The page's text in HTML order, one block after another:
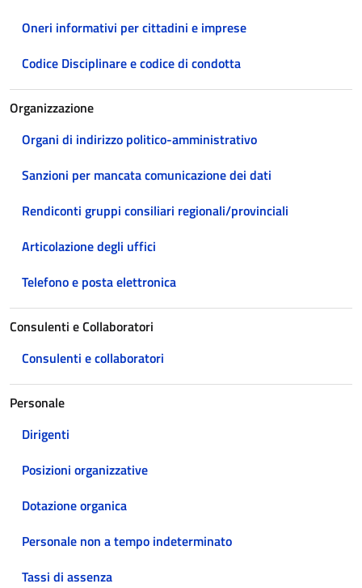
Oneri informativi per cittadini e imprese
Codice Disciplinare e codice di condotta
Organizzazione
Organi di indirizzo politico-amministrativo
Sanzioni per mancata comunicazione dei dati
Rendiconti gruppi consiliari regionali/provinciali
Articolazione degli uffici
Telefono e posta elettronica
Consulenti e Collaboratori
Consulenti e collaboratori
Personale
Dirigenti
Posizioni organizzative
Dotazione organica
Personale non a tempo indeterminato
Tassi di assenza